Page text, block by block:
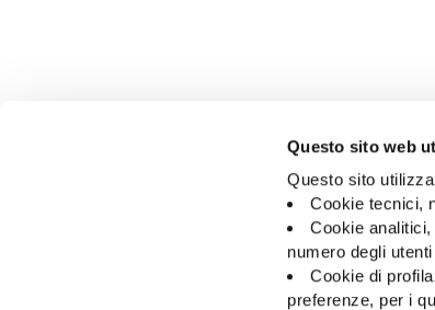
Questo sito web
Questo sito
Cookie tecnici,
Cookie
numero degli
Cookie di
preferenze, per i
30/06/2026
Avviso agli azionisti:
Modifica della
Denominazione Sociale